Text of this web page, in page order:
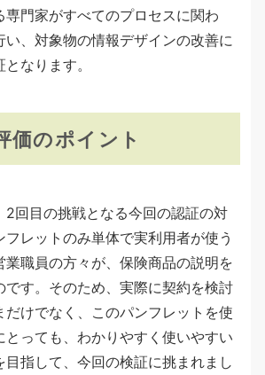
専門家がすべてのプロセスに関わ
い、対象物の情報デザインの改善に
なります。
価のポイント
2回目の挑戦となる今回の認証の対
レットのみ単体で実利用者が使う
業職員の方々が、保険商品の説明を
です。そのため、実際に契約を検討
だけでなく、このパンフレットを使
とっても、わかりやすく使いやすい
目指して、今回の検証に挑まれまし